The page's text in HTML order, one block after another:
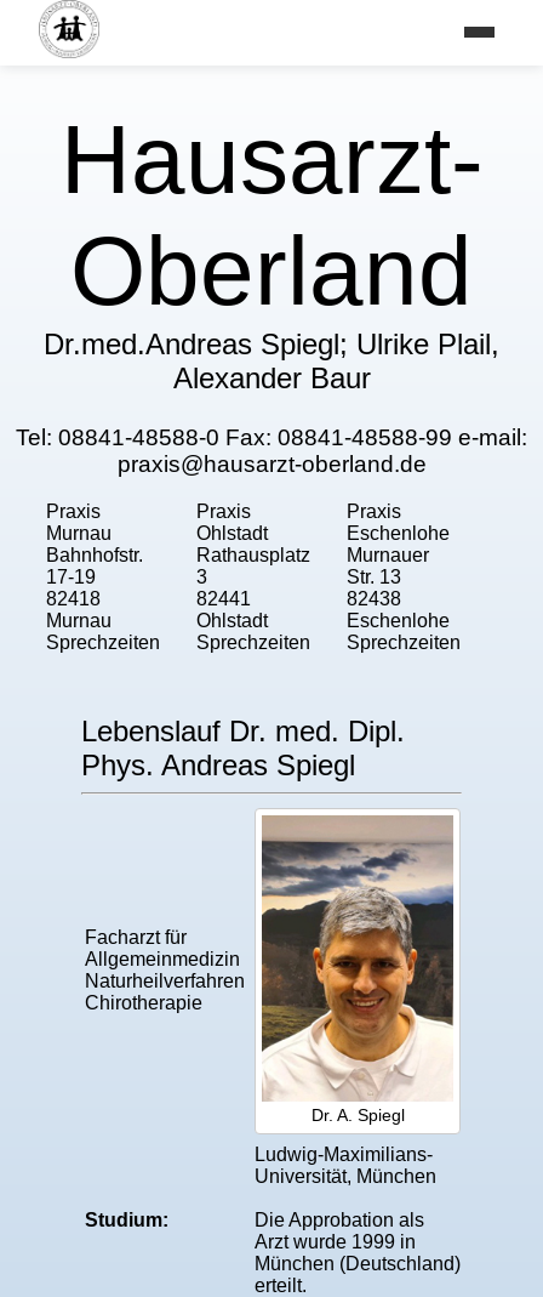
Hausarzt-
Oberland
Dr.med.Andreas Spiegl; Ulrike Plail,
Alexander Baur
Tel: 08841-48588-0 Fax: 08841-48588-99 e-mail:
praxis@hausarzt-oberland.de
Praxis
Murnau
Bahnhofstr.
17-19
82418
Murnau
Sprechzeiten
Praxis
Ohlstadt
Rathausplatz
3
82441
Ohlstadt
Sprechzeiten
Praxis
Eschenlohe
Murnauer
Str. 13
82438
Eschenlohe
Sprechzeiten
Lebenslauf Dr. med. Dipl.
Phys. Andreas Spiegl
Facharzt für
Allgemeinmedizin
Naturheilverfahren
Chirotherapie
Dr. A. Spiegl
Studium:
Ludwig-Maximilians-
Universität, München
Die Approbation als
Arzt wurde 1999 in
München (Deutschland)
erteilt.